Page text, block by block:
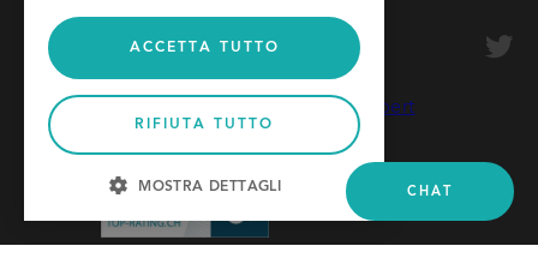
Azienda
E-mail
Nastri trasportatori
Rulliere
Sistemi a Transfer
Profilati in alluminio
CHAT
ACCETTA TUTTO
RIFIUTA TUTTO
MOSTRA DETTAGLI
STRETTAMENTE NECESSARI